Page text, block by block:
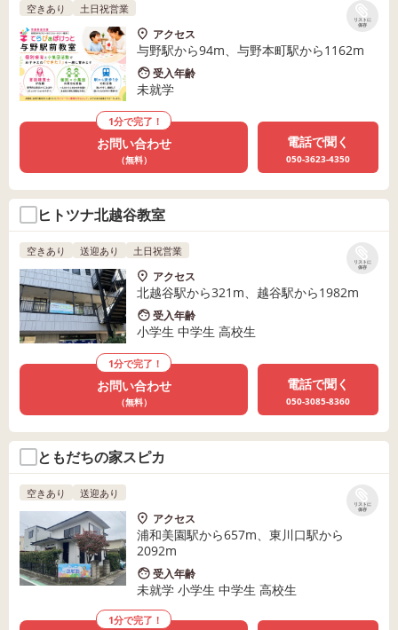
リストに
保存
空きあり 土日祝営業
アクセス
与野駅から94m、与野本町駅から1162m
受入年齢
未就学
1分で完了！
お問い合わせ
（無料）
電話で聞く
050-3623-4350
ヒトツナ北越谷教室
リストに
保存
空きあり 送迎あり 土日祝営業
アクセス
北越谷駅から321m、越谷駅から1982m
受入年齢
小学生 中学生 高校生
1分で完了！
お問い合わせ
（無料）
電話で聞く
050-3085-8360
ともだちの家スピカ
リストに
保存
空きあり 送迎あり
アクセス
浦和美園駅から657m、東川口駅から
2092m
受入年齢
未就学 小学生 中学生 高校生
1分で完了！